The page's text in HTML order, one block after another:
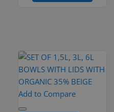
Add to Compare